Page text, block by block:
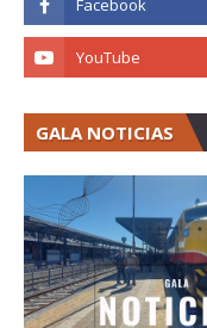
GALA NOTICIAS